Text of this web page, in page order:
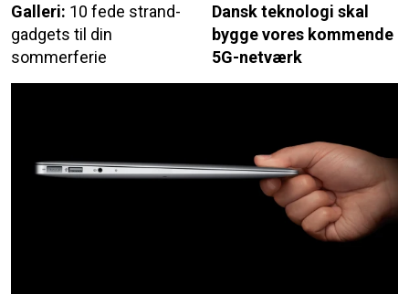
Galleri: 10 fede strand-
gadgets til din
sommerferie
Dansk teknologi skal
bygge vores kommende
5G-netværk